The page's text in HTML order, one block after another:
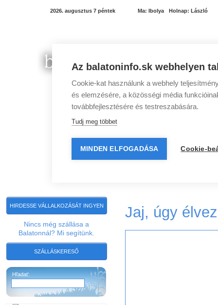
2026. augusztus 7 péntek Ma: Ibolya Holnap: László
Jaj, úgy
HIRDESSE VÁLLALKOZÁSÁT INGYEN
Nincs még szállása a
Balatonnál? Mi segítünk.
SZÁLLÁSKERESŐ
Hľadať:
Az balatoninfo.sk webhelyen
Cookie-kat használunk a webhely
és elemzésére, a közösségi média
továbbfejlesztésére és testreszabására.
Tudj meg többet
MINDEN ELFOGADÁSA Cookie-